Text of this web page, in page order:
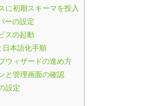
に初期スキーマを投入
ーの設定
スの起動
日本語化手順
ウィザードの進め方
と管理画面の確認
設定